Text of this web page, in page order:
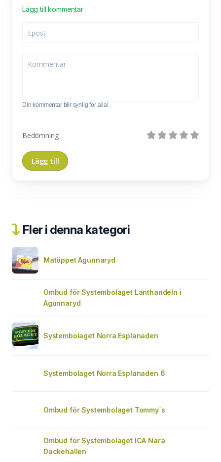
Lägg till kommentar
Din kommentar blir synlig för alla!
Bedömning
Fler i denna kategori
Matöppet Agunnaryd
Ombud för Systembolaget Lanthandeln i
Agunnaryd
Systembolaget Norra Esplanaden
Systembolaget Norra Esplanaden 6
Ombud för Systembolaget Tommy´s
Ombud för Systembolaget ICA Nära
Dackehallen